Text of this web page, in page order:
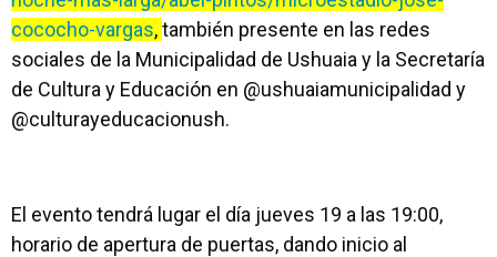
cococho-vargas,también presente en las redes
sociales de la Municipalidad de Ushuaia y la Secretaría
de Cultura y Educación en @ushuaiamunicipalidad y
@culturayeducacionush.
El evento tendrá lugar el día jueves 19 a las 19:00,
horario de apertura de puertas, dando inicio al